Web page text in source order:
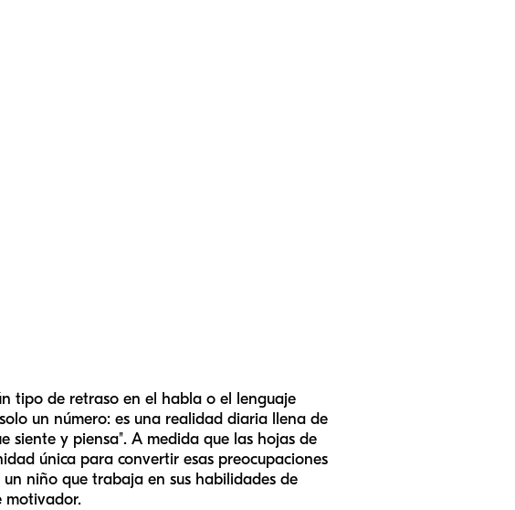
tipo de retraso en el habla o el lenguaje
un número: es una realidad diaria llena de
siente y piensa". A medida que las hojas de
única para convertir esas preocupaciones
niño que trabaja en sus habilidades de
motivador.